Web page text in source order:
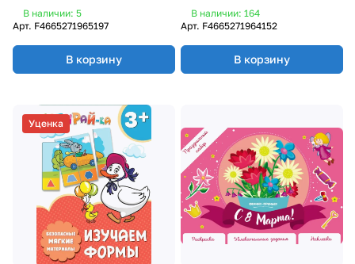
В наличии: 5
Арт. F4665271965197
В корзину
В наличии: 164
Арт. F4665271964152
В корзину
Уценка